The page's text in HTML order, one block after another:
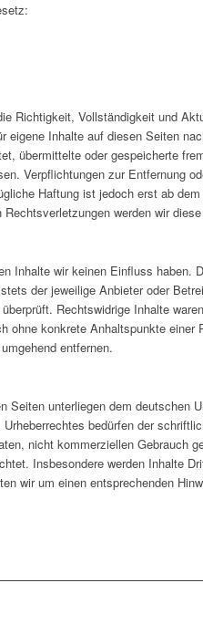
Richtigkeit, Vollständigkeit und
Inhalte auf diesen Seiten
übermittelte oder gespeicherte
Verpflichtungen zur Entfernung
Haftung ist jedoch erst ab
werden wir
Inhalte wir keinen Einfluss haben.
der jeweilige Anbieter oder
Rechtswidrige Inhalte
ohne konkrete Anhaltspunkte einer
entfernen.
unterliegen dem deutschen
bedürfen der
nicht kommerziellen Gebrauch
Insbesondere werden Inhalte
wir um einen entsprechenden